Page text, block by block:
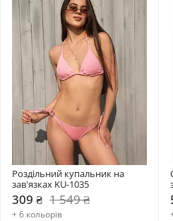
Роздільний купальник на
зав'язках KU-1035
309 ₴ 1 549 ₴
+ 6 кольорів